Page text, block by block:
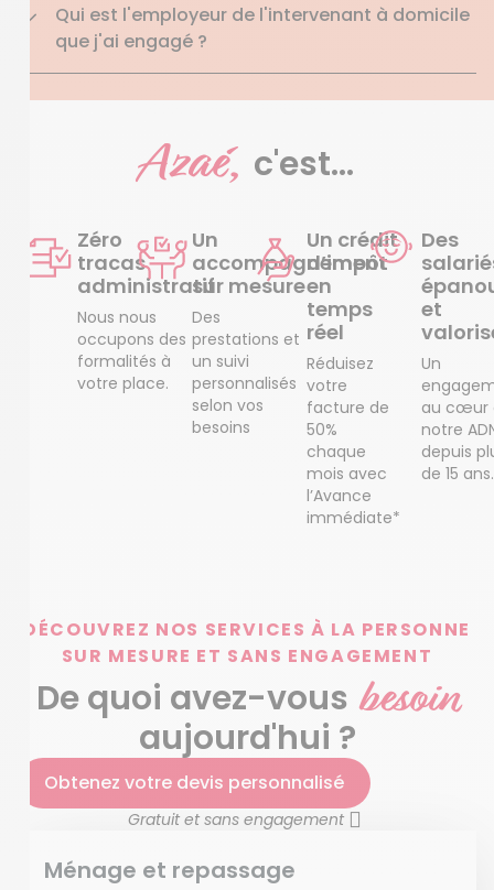
Qui est l'employeur de l'intervenant à domicile
que j'ai engagé ?
Azaé, c'est...
Zéro
tracas
administratif
Nous nous
occupons des
formalités à
votre place.
Un
accompagnement
sur mesure
Des
prestations et
un suivi
personnalisés
selon vos
besoins
Un crédit
d’impôt
en
temps
réel
Réduisez
votre
facture de
50%
chaque
mois avec
l’Avance
immédiate*
Des
et
Un
au cœur
notre
depuis
de 15 ans.
DÉCOUVREZ NOS SERVICES À LA PERSONNE
SUR MESURE ET SANS ENGAGEMENT
De quoi avez-vous besoin
aujourd'hui ?
Obtenez votre devis personnalisé
Gratuit et sans engagement
Ménage et repassage